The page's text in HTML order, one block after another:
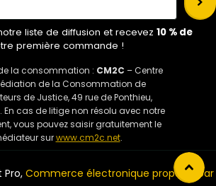
liste de diffusion et recevez 10 % de
première commande !
la consommation : CM2C – Centre
de la Consommation de
de Justice, 49 rue de Ponthieu,
En cas de litige non résolu avec notre
vous pouvez saisir gratuitement le
surwww.cm2c.net.
Pro, Commerce électronique propulsé par